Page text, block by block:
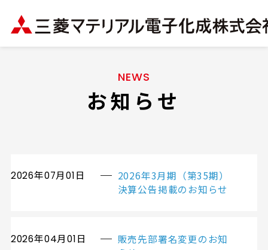
NEWS
お知らせ
2026年07月01日
2026年3月期（第35期）
決算公告掲載のお知らせ
2026年04月01日
販売先部署名変更のお知